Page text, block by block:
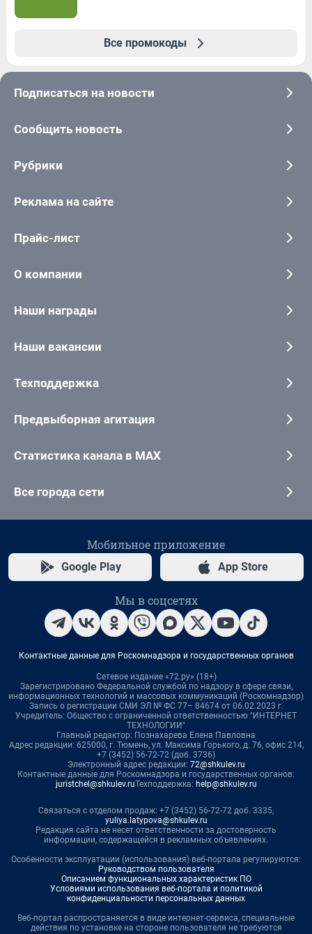
Все промокоды
Подписаться на новости
Сообщить новость
Рубрики
Реклама на сайте
Прайс-лист
О компании
Наши награды
Наши вакансии
Техподдержка
Предвыборная агитация
Статистика канала в MAX
Все города сети
Мобильное приложение
Google Play App Store
Мы в соцсетях
Контактные данные для Роскомнадзора и государственных органов
Сетевое издание «72.ру» (18+)
Зарегистрировано Федеральной службой по надзору в сфере связи,
информационных технологий и массовых коммуникаций (Роскомнадзор)
Запись о регистрации СМИ ЭЛ № ФС 77– 84674 от 06.02.2023 г.
Учредитель: Общество с ограниченной ответственностью "ИНТЕРНЕТ
ТЕХНОЛОГИИ"
Главный редактор: Познахарева Елена Павловна
Адрес редакции: 625000, г. Тюмень, ул. Максима Горького, д. 76, офис 214,
+7 (3452) 56-72-72 (доб. 3736)
Электронный адрес редакции: 72@shkulev.ru
Контактные данные для Роскомнадзора и государственных органов:
juristchel@shkulev.ruТехподдержка: help@shkulev.ru
Связаться с отделом продаж: +7 (3452) 56-72-72 доб. 3335,
yuliya.latypova@shkulev.ru
Редакция сайта не несет ответственности за достоверность
информации, содержащейся в рекламных объявлениях.
Особенности эксплуатации (использования) веб-портала регулируются:
Руководством пользователя
Описанием функциональных характеристик ПО
Условиями использования веб-портала и политикой
конфиденциальности персональных данных
Веб-портал распространяется в виде интернет-сервиса, специальные
действия по установке на стороне пользователя не требуются